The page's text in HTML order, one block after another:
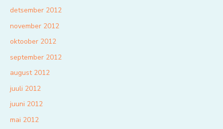
detsember 2012
november 2012
oktoober 2012
september 2012
august 2012
juuli 2012
juuni 2012
mai 2012